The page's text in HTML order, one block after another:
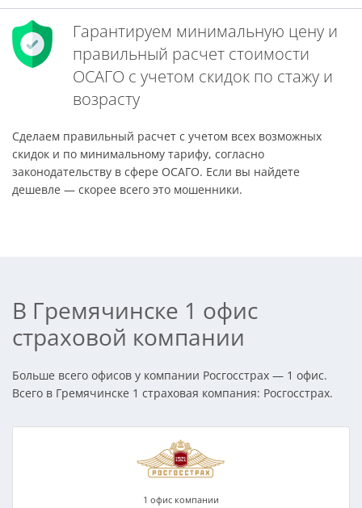
Гарантируем минимальную цену и
правильный расчет стоимости
ОСАГО с учетом скидок по стажу и
возрасту
Сделаем правильный расчет с учетом всех возможных
скидок и по минимальному тарифу, согласно
законодательству в сфере ОСАГО. Если вы найдете
дешевле — скорее всего это мошенники.
В Гремячинске 1 офис
страховой компании
Больше всего офисов у компании Росгосстрах — 1 офис.
Всего в Гремячинске 1 страховая компания: Росгосстрах.
1 офис компании